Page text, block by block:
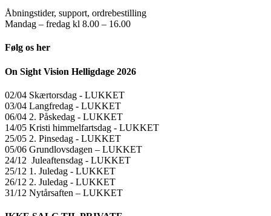
Åbningstider, support, ordrebestilling
Mandag – fredag kl 8.00 – 16.00
Følg os her
On Sight Vision Helligdage 2026
02/04 Skærtorsdag ​​- LUKKET
03/04 Langfredag ​​- LUKKET
06/04 2. Påskedag ​​- LUKKET
14/05 Kristi himmelfartsdag ​​- LUKKET
25/05 2. Pinsedag ​​- LUKKET
05/06 Grundlovsdagen – LUKKET
24/12 Juleaftensdag ​​- LUKKET
25/12 1. Juledag ​​- LUKKET
26/12 2. Juledag ​​- LUKKET
31/12 Nytårsaften – LUKKET